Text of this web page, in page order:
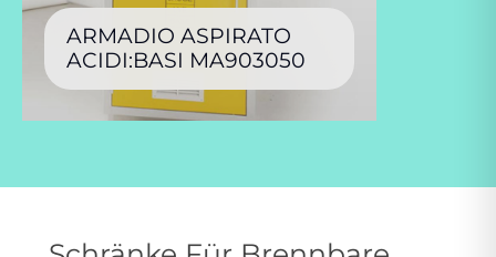
ARMADIO ASPIRATO
ACIDI:BASI MA903050